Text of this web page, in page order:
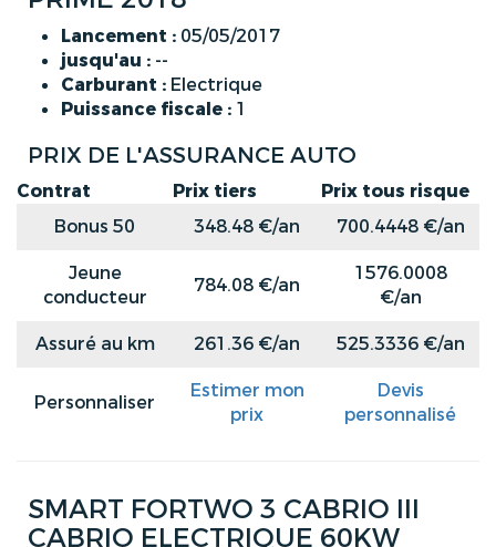
Lancement : 05/05/2017
jusqu'au : --
Carburant : Electrique
Puissance fiscale : 1
PRIX DE L'ASSURANCE AUTO
Contrat Prix tiers
Prix tous risque
Bonus 50
348.48 €/an
700.4448 €/an
Jeune
conducteur
784.08 €/an
1576.0008
€/an
Assuré au km
261.36 €/an 525.3336 €/an
Personnaliser
Estimer mon
prix
Devis
personnalisé
SMART FORTWO 3 CABRIO III
CABRIO ELECTRIQUE 60KW